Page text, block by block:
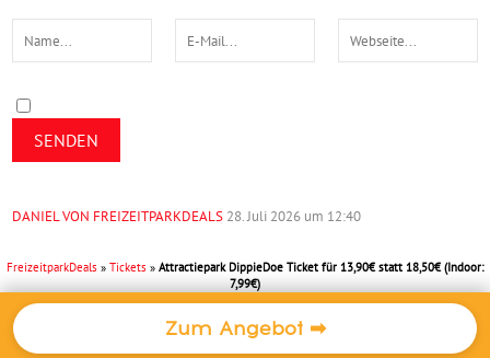
Zum Angebot ➡
DANIEL VON FREIZEITPARKDEALS 28. Juli 2026 um 12:40
FreizeitparkDeals » Tickets » Attractiepark DippieDoe Ticket für 13,90€ statt 18,50€ (Indoor:
7,99€)
ANFRAGE
ÜBER IMPRESSUM DATENSCHUTZ
Phantasialand Angebote Plopsaland Deutschland